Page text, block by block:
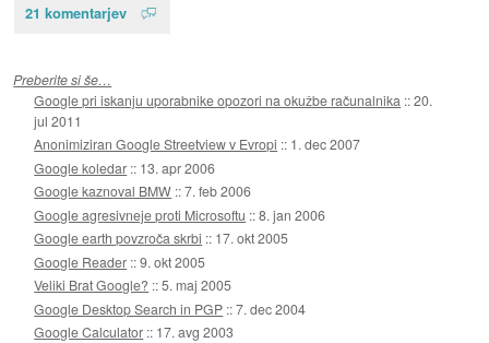
21 komentarjev
Preberite si še…
Google pri iskanju uporabnike opozori na okužbe računalnika ::20.
jul 2011
Anonimiziran Google Streetview v Evropi :: 1. dec 2007
Google koledar :: 13. apr 2006
Google kaznoval BMW ::7. feb 2006
Google agresivneje proti Microsoftu ::8. jan 2006
Google earth povzroča skrbi :: 17. okt 2005
Google Reader ::9. okt 2005
Veliki Brat Google? ::5. maj 2005
Google Desktop Search in PGP ::7. dec 2004
Google Calculator :: 17. avg 2003